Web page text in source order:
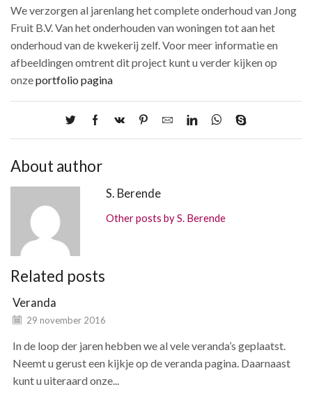
We verzorgen al jarenlang het complete onderhoud van Jong
Fruit B.V. Van het onderhouden van woningen tot aan het
onderhoud van de kwekerij zelf. Voor meer informatie en
afbeeldingen omtrent dit project kunt u verder kijken op
onzeportfolio pagina
About author
S. Berende
Other posts by S. Berende
Related posts
Veranda
29 november 2016
In de loop der jaren hebben we al vele veranda’s geplaatst.
Neemt u gerust een kijkje op de veranda pagina. Daarnaast
kunt u uiteraard onze...